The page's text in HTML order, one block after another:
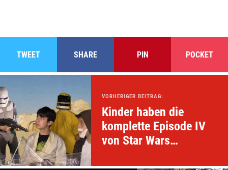
TWEET SHARE PIN POCKET
VORHERIGER BEITRAG:
Kinder haben die
komplette Episode IV
von Star Wars